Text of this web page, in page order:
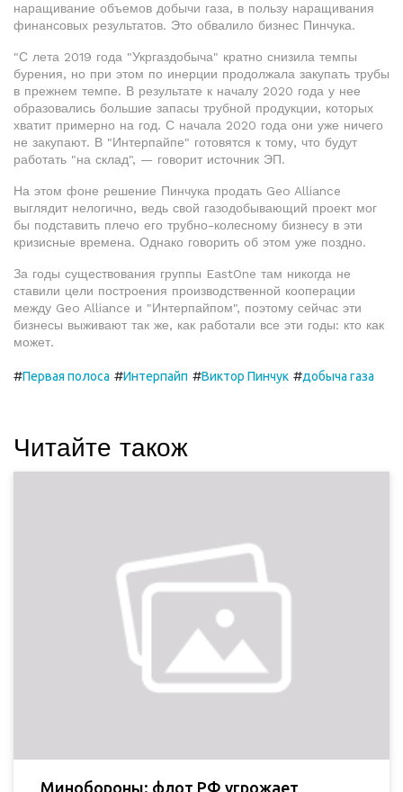
наращивание объемов добычи газа, в пользу наращивания
финансовых результатов. Это обвалило бизнес Пинчука.
"С лета 2019 года "Укргаздобыча" кратно снизила темпы
бурения, но при этом по инерции продолжала закупать трубы
в прежнем темпе. В результате к началу 2020 года у нее
образовались большие запасы трубной продукции, которых
хватит примерно на год. С начала 2020 года они уже ничего
не закупают. В "Интерпайпе" готовятся к тому, что будут
работать "на склад", — говорит источник ЭП.
На этом фоне решение Пинчука продать Geo Alliance
выглядит нелогично, ведь свой газодобывающий проект мог
бы подставить плечо его трубно-колесному бизнесу в эти
кризисные времена. Однако говорить об этом уже поздно.
За годы существования группы EastOne там никогда не
ставили цели построения производственной кооперации
между Geo Alliance и "Интерпайпом", поэтому сейчас эти
бизнесы выживают так же, как работали все эти годы: кто как
может.
#Первая полоса #Интерпайп #Виктор Пинчук #добыча газа
Читайте також
Минобороны: флот РФ угрожает